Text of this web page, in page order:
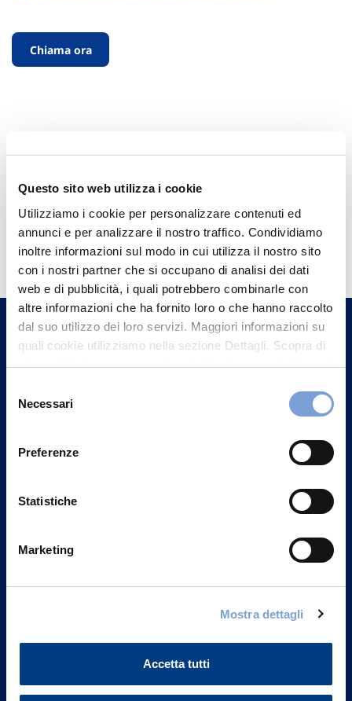
Questo sito web utilizza i cookie
Utilizziamo i cookie per personalizzare contenuti ed
annunci e per analizzare il nostro traffico. Condividiamo
inoltre informazioni sul modo in cui utilizza il nostro sito
con i nostri partner che si occupano di analisi dei dati
web e di pubblicità, i quali potrebbero combinarle con
altre informazioni che ha fornito loro o che hanno raccolto
dal suo utilizzo dei loro servizi. Maggiori informazioni su
quali cookie utilizziamo nella sezione Dettagli. Scopra di
più su chi siamo, come può contattarci e come trattiamo i
può trovare nel footer del sito nella sezione "Informativa
delNecessari
Preferenze
Statistiche
Marketing
Mostra dettagli
Accetta tutti
Chiama ora
Hai bisogno di
informazioni?
Trova l'Agenzia più vicina a te e parla con
un nostro Agente.
Contattaci
FAQ